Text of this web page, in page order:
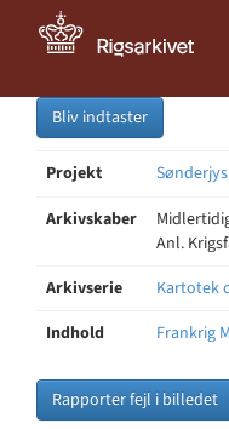
Bliv indtaster
Projekt
Arkivskaber
Anl.
Arkivserie
Kartotek
Indhold
Frankrig
Rapporter fejl i billedet